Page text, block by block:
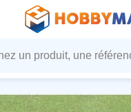
un produit, une référence...